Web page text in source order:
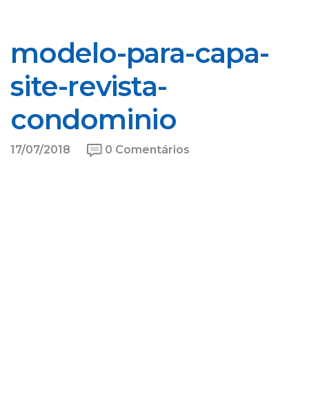
modelo-para-capa-
site-revista-
condominio
17/07/2018 0 Comentários